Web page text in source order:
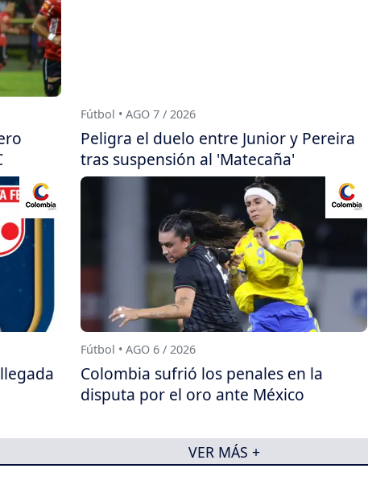
Fútbol • AGO 7 / 2026
Peligra el duelo entre Junior y Pereira
tras suspensión al 'Matecaña'
Fútbol • AGO 6 / 2026
Colombia sufrió los penales en la
disputa por el oro ante México
VER MÁS +